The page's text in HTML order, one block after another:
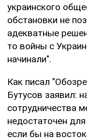
украинского
обстановки не
адекватные
то войны с
начинали".
Как писал
Бутусов заявил:
сотрудничества
недостаточен
если бы на